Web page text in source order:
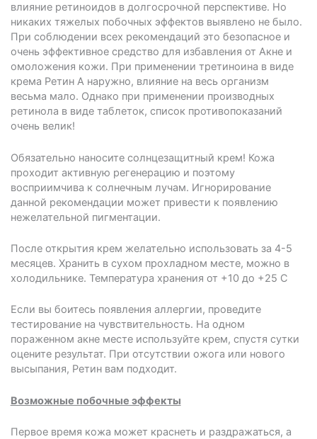
влияние ретиноидов в долгосрочной перспективе. Но
никаких тяжелых побочных эффектов выявлено не было.
При соблюдении всех рекомендаций это безопасное и
очень эффективное средство для избавления от Акне и
омоложения кожи. При применении третиноина в виде
крема Ретин А наружно, влияние на весь организм
весьма мало. Однако при применении производных
ретинола в виде таблеток, список противопоказаний
очень велик!
Обязательно наносите солнцезащитный крем! Кожа
проходит активную регенерацию и поэтому
восприимчива к солнечным лучам. Игнорирование
данной рекомендации может привести к появлению
нежелательной пигментации.
После открытия крем желательно использовать за 4-5
месяцев. Хранить в сухом прохладном месте, можно в
холодильнике. Температура хранения от +10 до +25 С
Если вы боитесь появления аллергии, проведите
тестирование на чувствительность. На одном
пораженном акне месте используйте крем, спустя сутки
оцените результат. При отсутствии ожога или нового
высыпания, Ретин вам подходит.
Возможные побочные эффекты
Первое время кожа может краснеть и раздражаться, а